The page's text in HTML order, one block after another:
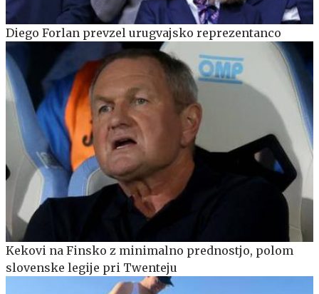
Diego Forlan prevzel urugvajsko reprezentanco
Kekovi na Finsko z minimalno prednostjo, polom
slovenske legije pri Twenteju